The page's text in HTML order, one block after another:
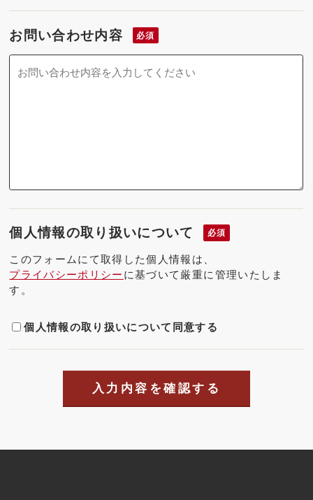
お問い合わせ内容 必須
個人情報の取り扱いについて 必須
このフォームにて取得した個人情報は、
プライバシーポリシー に基づいて厳重に管理いたしま
す。
個人情報の取り扱いについて同意する
入力内容を確認する